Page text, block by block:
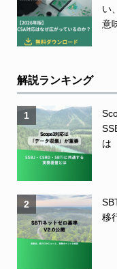
い
意
解説ランキング
1
は
2
移